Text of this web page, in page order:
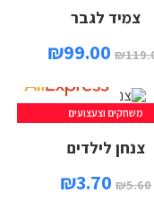
צמיד לגבר
₪
₪99.00
משחקים וצעצועים
צנחן לילדים
₪5.60
₪3.70